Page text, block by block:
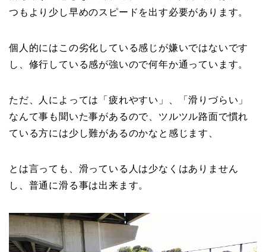
つもより少し早めのスピードを出す必要があります。
個人的にはこの劣化している感じが嫌いではないです
し、修行している感が強いので何年か通っています。
ただ、人によっては「疲れやすい」、「滑りづらい」
なんて事も聞いた事があるので、ツルツル路面で慣れ
ている方には少し難があるのかなと感じます、
とは言っても、滑っている人は少なくはありません
し、普通に滑る事は出来ます。